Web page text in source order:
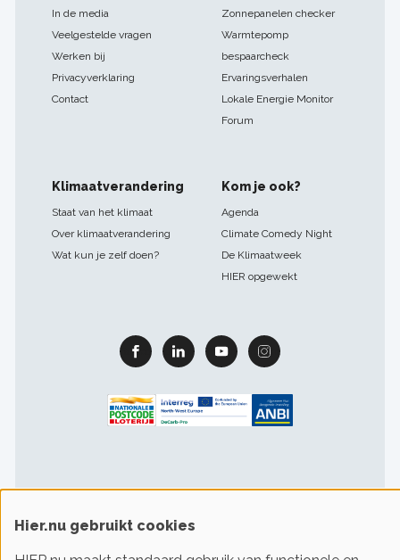
In de media
Veelgestelde vragen
Werken bij
Privacyverklaring
Contact
Zonnepanelen checker
Warmtepomp
bespaarcheck
Ervaringsverhalen
Lokale Energie Monitor
Forum
Klimaatverandering
Staat van het klimaat
Over klimaatverandering
Wat kun je zelf doen?
Kom je ook?
Agenda
Climate Comedy Night
De Klimaatweek
HIER opgewekt
Facebook Linkedin Youtube Instagram
Footer
sitelinks
Gebruiksvoorwaarden & privacy
Hier.nu gebruikt cookies